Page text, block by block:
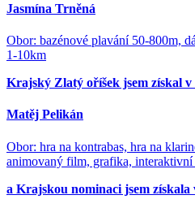
Jasmína Trněná
Obor: bazénové plavání 50-800m,
1-10km
Krajský Zlatý oříšek jsem získal v
Matěj Pelikán
Obor: hra na kontrabas, hra na
animovaný film, grafika, interaktivní
a Krajskou nominaci jsem získala